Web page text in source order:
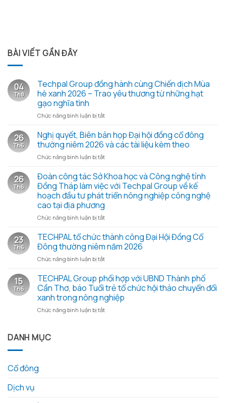
BÀI VIẾT GẦN ĐÂY
04
Th8
Techpal Group đồng hành cùng Chiến dịch Mùa
hè xanh 2026 – Trao yêu thương từ những hạt
gạo nghĩa tình
Chức năng bình luận bị tắtở
Group
đồng
hành
cùng
dịch
Mùa
hè
xanh
–
yêu
thương
những
gạo
nghĩa
tình
26
Th6
Nghị quyết, Biên bản họp Đại hội đồng cổ đông
thường niêm 2026 và các tài liệu kèm theo
Chức năng bình luận bị tắtở
quyết,
bản
họp
hội
cổ
đông
thường
niêm
và
các
tài
liệu
kèm
26
Th6
Đoàn công tác Sở Khoa học và Công nghệ tỉnh
Đồng Tháp làm việc với Techpal Group về kế
hoạch đầu tư phát triển nông nghiệp công nghệ
cao tại địa phương
Chức năng bình luận bị tắtở
công
Sở
Khoa
và
Công
nghệ
tỉnh
Đồng
23
Th6
TECHPAL tổ chức thành công Đại Hội Đồng Cổ
Đông thường niêm năm 2026
Chức năng bình luận bị tắtở
tổ
chức
thành
công
Đại
15
Th6
TECHPAL Group phối hợp với UBND Thành phố
Cần Thơ, báo Tuổi trẻ tổ chức hội thảo chuyển đổi
xanh trong nông nghiệp
Chức năng bình luận bị tắtở
DANH MỤC
Cổ đông
Dịch vụ